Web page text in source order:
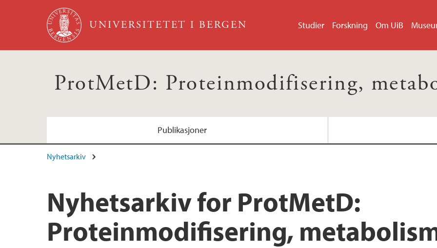
Hopp til hovedinnhold
UNIVERSITETET I BERGEN Studier Forskning Om UiB
ProtMetD: Proteinmodifisering,
Publikasjoner
Ansatte
Nyhetsarkiv
Nyhetsarkiv for ProtMetD:
Proteinmodifisering,